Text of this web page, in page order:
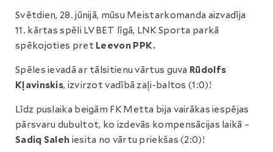
Svētdien, 28. jūnijā, mūsu Meistarkomanda aizvadīja
11. kārtas spēli LVBET līgā, LNK Sporta parkā
spēkojoties pret Leevon PPK.
Spēles ievadā ar tālsitienu vārtus guva Rūdolfs
Kļavinskis, izvirzot vadībā zaļi-baltos (1:0)!
Līdz puslaika beigām FK Metta bija vairākas iespējas
pārsvaru dubultot, ko izdevās kompensācijas laikā –
Sadiq Saleh iesita no vārtu priekšas (2:0)!